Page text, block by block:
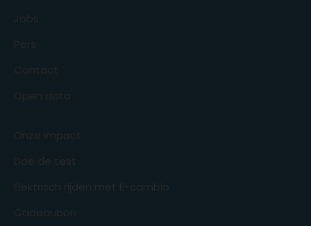
Jobs
Pers
Contact
Open data
Onze impact
Doe de test
Elektrisch rijden met E-cambio
Cadeaubon